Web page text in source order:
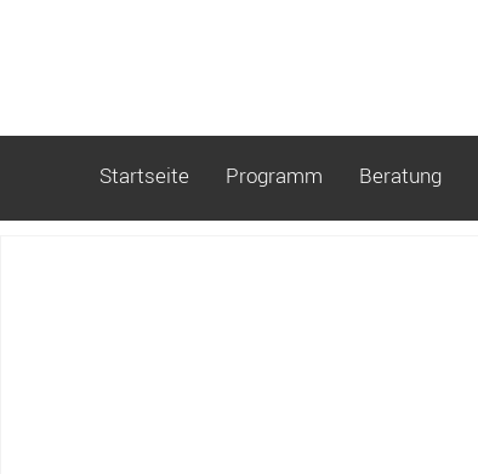
Startseite Programm Beratung